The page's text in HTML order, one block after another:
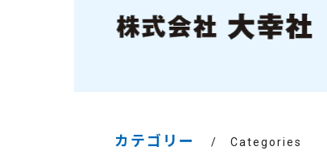
カテゴリー Categories